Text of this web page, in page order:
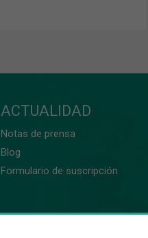
ACTUALIDAD
Notas de prensa
Blog
Formulario de suscripción